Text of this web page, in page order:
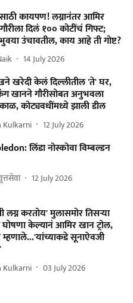
कायपण! लग्नानंतर आमिर
दिलं १०० कोटींचं गिफ्ट;
उंचावतील, काय आहे ती गोष्ट?
14 July 2026
खरेदी केलं दिल्लीतील 'ते' घर,
खानने गौरीसोबत अनुभवला
कोट्यवधींमध्ये झाली डील
Kulkarni 12 July 2026
लिंडा नोस्कोवा विम्बल्डन
12 July 2026
लग्न करतोय' मुलासमोर तिसऱ्या
घोषणा केल्यानं आमिर खान ट्रोल,
सूनाऐवजी
Kulkarni 03 July 2026